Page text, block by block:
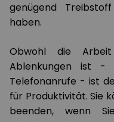
genügend
haben.
Obwohl die
Ablenkungen ist -
Telefonanrufe - ist
für Produktivität. Sie
beenden, wenn